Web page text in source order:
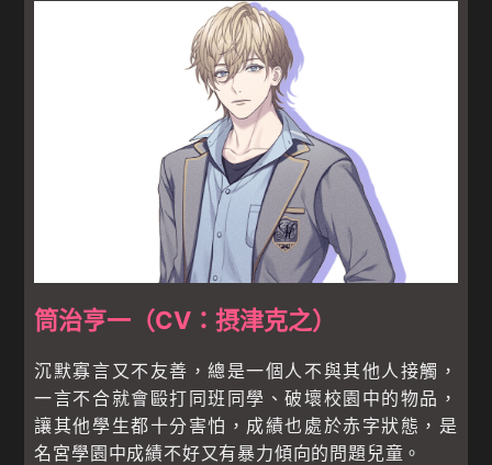
筒治亨一（CV：摂津克之）
沉默寡言又不友善，總是一個人不與其他人接觸，
一言不合就會毆打同班同學、破壞校園中的物品，
讓其他學生都十分害怕，成績也處於赤字狀態，是
名宮學園中成績不好又有暴力傾向的問題兒童。